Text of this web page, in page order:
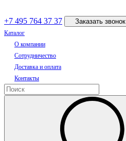
+7 495 764 37 37 Заказать звонок
Каталог
О компании
Сотрудничество
Доставка и оплата
Контакты